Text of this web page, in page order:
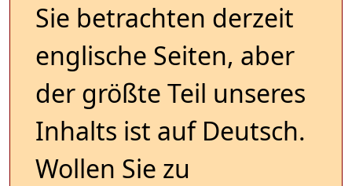
Sie betrachten derzeit
englische Seiten, aber
der größte Teil unseres
Inhalts ist auf Deutsch.
Wollen Sie zu